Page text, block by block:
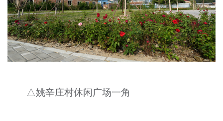
△姚辛庄村休闲广场一角